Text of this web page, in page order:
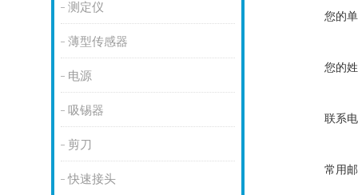
测定仪
薄型传感器
电源
吸锡器
剪刀
快速接头
您的
您的
联系
常用